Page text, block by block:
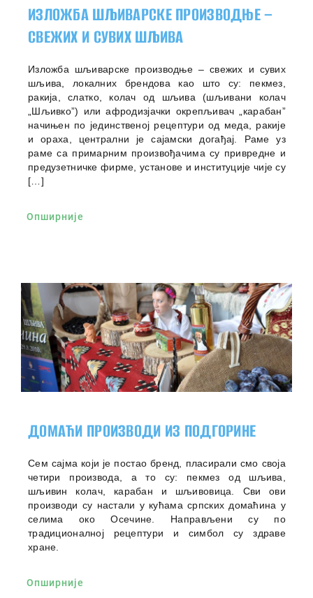
ИЗЛОЖБА ШЉИВАРСКЕ ПРОИЗВОДЊЕ –
СВЕЖИХ И СУВИХ ШЉИВА
Изложба шљиварске производње – свежих и сувих
шљива, локалних брендова као што су: пекмез,
ракија, слатко, колач од шљива (шљивани колач
„Шљивко”) или афродизјачки окрепљивач „карабан”
начињен по јединственој рецептури од меда, ракије
и ораха, централни је сајамски догађај. Раме уз
раме са примарним произвођачима су привредне и
предузетничке фирме, установе и институције чије су
[…]
Опширније
ДОМАЋИ ПРОИЗВОДИ ИЗ ПОДГОРИНЕ
Сем сајма који је постао бренд, пласирали смо своја
четири производа, а то су: пекмез од шљива,
шљивин колач, карабан и шљивовица. Сви ови
производи су настали у кућама српских домаћина у
селима око Осечине. Направљени су по
традиционалној рецептури и симбол су здраве
хране.
Опширније